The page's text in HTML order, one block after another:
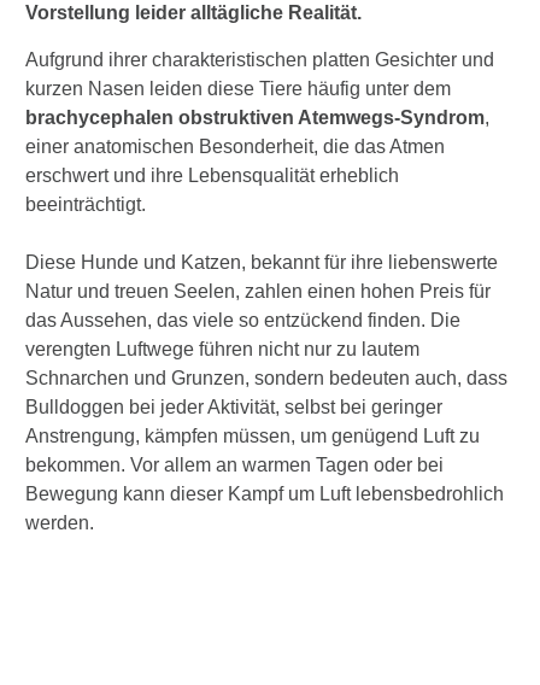
Vorstellung leider alltägliche Realität.
Aufgrund ihrer charakteristischen platten Gesichter und
kurzen Nasen leiden diese Tiere häufig unter dem
brachycephalen obstruktiven Atemwegs-Syndrom,
einer anatomischen Besonderheit, die das Atmen
erschwert und ihre Lebensqualität erheblich
beeinträchtigt.
Diese Hunde und Katzen, bekannt für ihre liebenswerte
Natur und treuen Seelen, zahlen einen hohen Preis für
das Aussehen, das viele so entzückend finden. Die
verengten Luftwege führen nicht nur zu lautem
Schnarchen und Grunzen, sondern bedeuten auch, dass
Bulldoggen bei jeder Aktivität, selbst bei geringer
Anstrengung, kämpfen müssen, um genügend Luft zu
bekommen. Vor allem an warmen Tagen oder bei
Bewegung kann dieser Kampf um Luft lebensbedrohlich
werden.